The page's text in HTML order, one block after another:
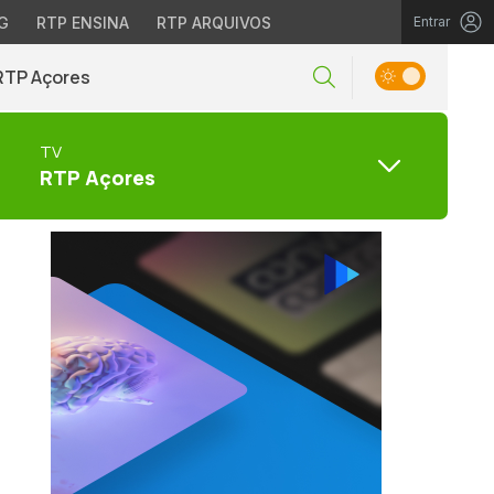
RTP ENSINA RTP ARQUIVOS Entrar
Açores
TV
RTP Açores